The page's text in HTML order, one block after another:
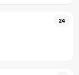
24